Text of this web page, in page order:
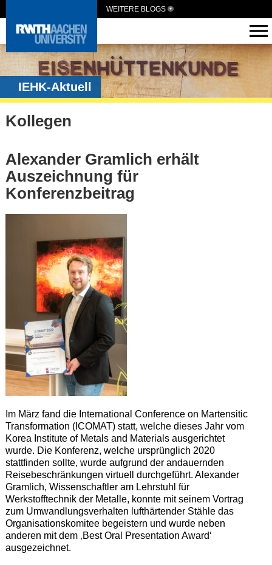
WEITERE BLOGS
IEHK-Aktuell
Kollegen
Alexander Gramlich erhält
Auszeichnung für
Konferenzbeitrag
Im März fand die International Conference on Martensitic
Transformation (ICOMAT) statt, welche dieses Jahr vom
Korea Institute of Metals and Materials ausgerichtet
wurde. Die Konferenz, welche ursprünglich 2020
stattfinden sollte, wurde aufgrund der andauernden
Reisebeschränkungen virtuell durchgeführt. Alexander
Gramlich, Wissenschaftler am Lehrstuhl für
Werkstofftechnik der Metalle, konnte mit seinem Vortrag
zum Umwandlungsverhalten lufthärtender Stähle das
Organisationskomitee begeistern und wurde neben
anderen mit dem ‚Best Oral Presentation Award‘
ausgezeichnet.